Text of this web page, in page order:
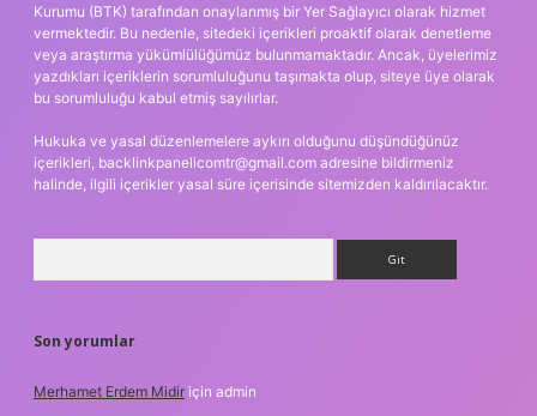
Kurumu (BTK) tarafından onaylanmış bir Yer Sağlayıcı olarak hizmet
vermektedir. Bu nedenle, sitedeki içerikleri proaktif olarak denetleme
veya araştırma yükümlülüğümüz bulunmamaktadır. Ancak, üyelerimiz
yazdıkları içeriklerin sorumluluğunu taşımakta olup, siteye üye olarak
bu sorumluluğu kabul etmiş sayılırlar.
Hukuka ve yasal düzenlemelere aykırı olduğunu düşündüğünüz
içerikleri, backlinkpanelicomtr@gmail.com adresine bildirmeniz
halinde, ilgili içerikler yasal süre içerisinde sitemizden kaldırılacaktır.
Son yorumlar
Merhamet Erdem Midir için admin